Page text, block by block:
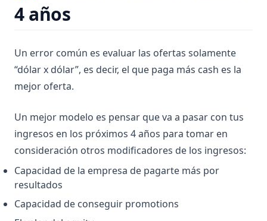
4 años
Un error común es evaluar las ofertas solamente
“dólar x dólar”, es decir, el que paga más cash es la
mejor oferta.
Un mejor modelo es pensar que va a pasar con tus
ingresos en los próximos 4 años para tomar en
consideración otros modificadores de los ingresos:
Capacidad de la empresa de pagarte más por
resultados
Capacidad de conseguir promotions